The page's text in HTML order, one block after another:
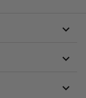


